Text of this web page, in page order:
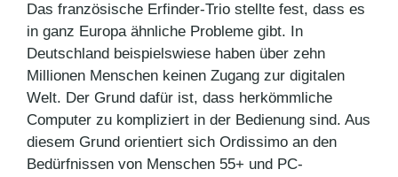
Das französische Erfinder-Trio stellte fest, dass es
in ganz Europa ähnliche Probleme gibt. In
Deutschland beispielswiese haben über zehn
Millionen Menschen keinen Zugang zur digitalen
Welt. Der Grund dafür ist, dass herkömmliche
Computer zu kompliziert in der Bedienung sind. Aus
diesem Grund orientiert sich Ordissimo an den
Bedürfnissen von Menschen 55+ und PC-